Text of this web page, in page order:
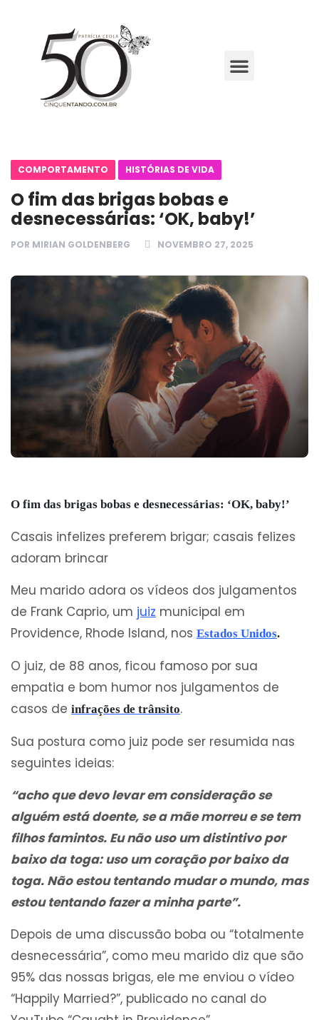
COMPORTAMENTO HISTÓRIAS DE VIDA
O fim das brigas bobas e
desnecessárias: ‘OK, baby!’
POR MIRIAN GOLDENBERG NOVEMBRO 27, 2025
O fim das brigas bobas e desnecessárias: ‘OK, baby!’
Casais infelizes preferem brigar; casais felizes
adoram brincar
Meu marido adora os vídeos dos julgamentos
de Frank Caprio, um juiz municipal em
Providence, Rhode Island, nos Estados Unidos.
O juiz, de 88 anos, ficou famoso por sua
empatia e bom humor nos julgamentos de
casos de infrações de trânsito.
Sua postura como juiz pode ser resumida nas
seguintes ideias:
“acho que devo levar em consideração se
alguém está doente, se a mãe morreu e se tem
filhos famintos. Eu não uso um distintivo por
baixo da toga: uso um coração por baixo da
toga. Não estou tentando mudar o mundo, mas
estou tentando fazer a minha parte”.
Depois de uma discussão boba ou “totalmente
desnecessária”, como meu marido diz que são
95% das nossas brigas, ele me enviou o vídeo
“Happily Married?”, publicado no canal do